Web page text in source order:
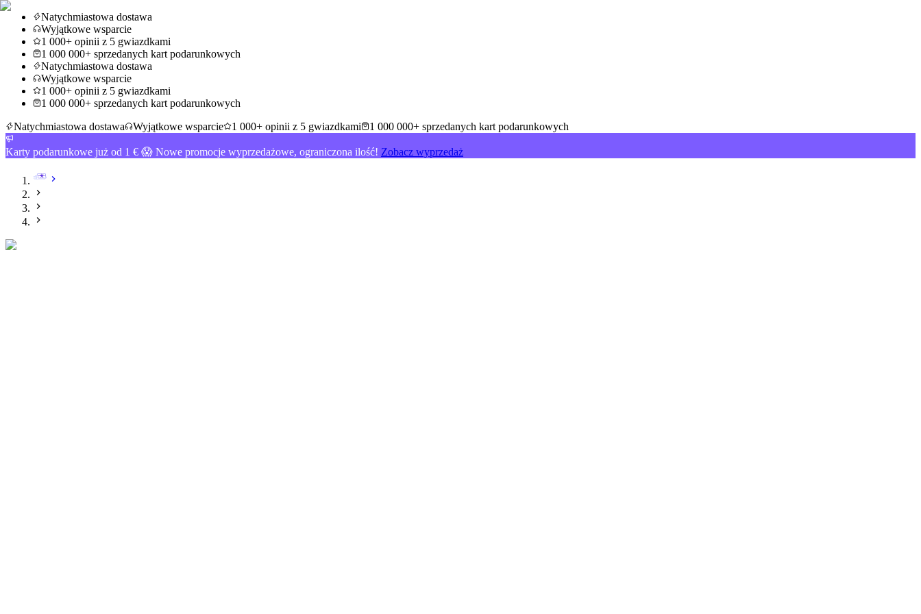
Natychmiastowa dostawa
Wyjątkowe wsparcie
1 000+ opinii z 5 gwiazdkami
1 000 000+ sprzedanych kart podarunkowych
Natychmiastowa dostawa
Wyjątkowe wsparcie
1 000+ opinii z 5 gwiazdkami
1 000 000+ sprzedanych kart podarunkowych
Natychmiastowa dostawa
Wyjątkowe wsparcie 1 000+ opinii z 5 gwiazdkami 1 000 000+ sprzedanych kart podarunkowych
Karty podarunkowe już od 1 € 😱 Nowe promocje wyprzedażowe, ograniczona ilość! Zobacz wyprzedaż